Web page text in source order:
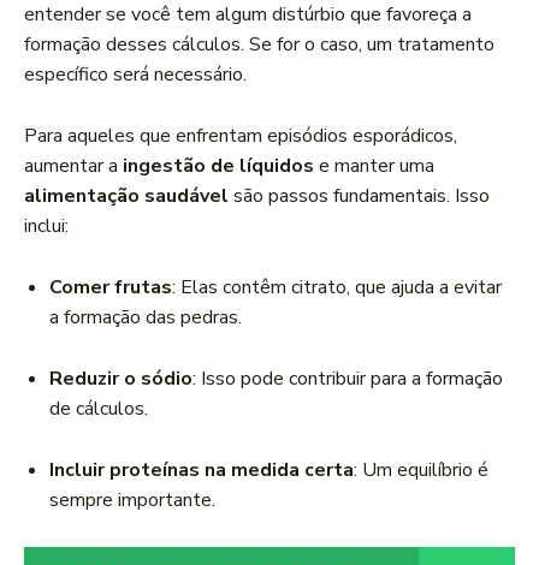
entender se você tem algum distúrbio que favoreça a
formação desses cálculos. Se for o caso, um tratamento
específico será necessário.
Para aqueles que enfrentam episódios esporádicos,
aumentar a ingestão de líquidos e manter uma
alimentação saudável são passos fundamentais. Isso
inclui:
Comer frutas: Elas contêm citrato, que ajuda a evitar
a formação das pedras.
Reduzir o sódio: Isso pode contribuir para a formação
de cálculos.
Incluir proteínas na medida certa: Um equilíbrio é
sempre importante.